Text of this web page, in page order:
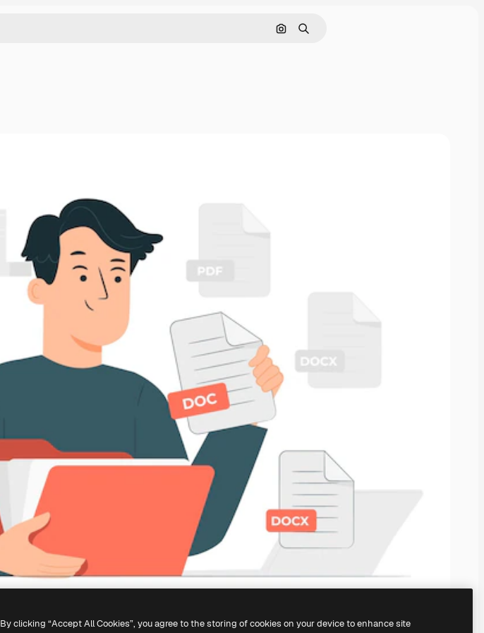
Pesquisar por imagem
Buscar
By clicking “Accept All Cookies”, you agree to the storing of cookies on your device to enhance site